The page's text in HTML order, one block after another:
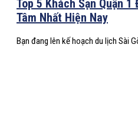
Top 5 Khách Sạn Quận 1
Tâm Nhất Hiện Nay
Bạn đang lên kế hoạch du lịch Sài